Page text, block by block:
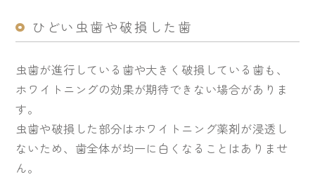
ひどい虫歯や破損した歯
虫歯が進行している歯や大きく破損している歯も、
ホワイトニングの効果が期待できない場合がありま
す。
虫歯や破損した部分はホワイトニング薬剤が浸透し
ないため、歯全体が均一に白くなることはありませ
ん。